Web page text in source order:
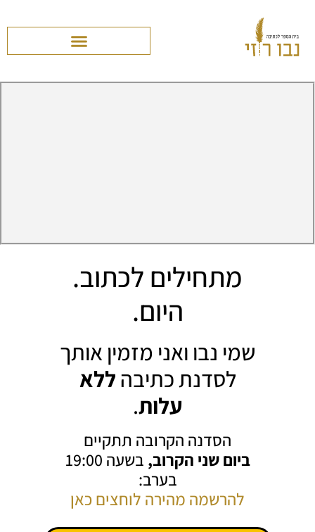
מתחילים לכתוב.
היום.
שמי נבו ואני מזמין אותך
לסדנת כתיבהללא
עלות.
הסדנה הקרובה תתקיים
ביום שני הקרוב,
בשעה 19:00
בערב:
להרשמה מהירה לוחצים כאן